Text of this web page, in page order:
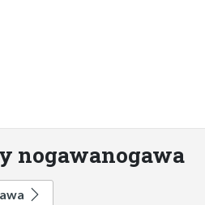
nogawanogawa